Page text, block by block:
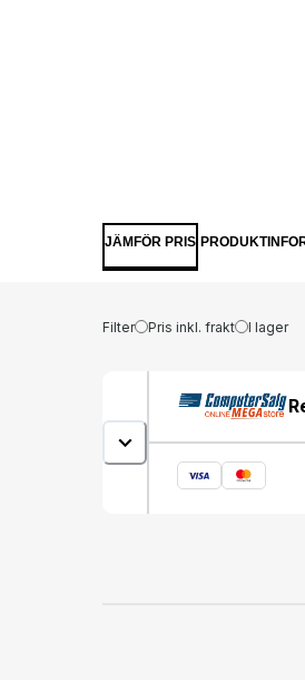
JÄMFÖR PRIS
Filter Pris inkl. frakt I lager